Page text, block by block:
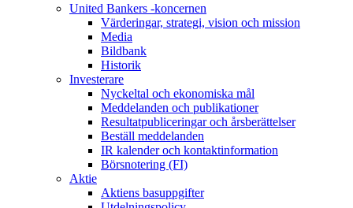
United Bankers -koncernen
Värderingar, strategi, vision och mission
Media
Bildbank
Historik
Investerare
Nyckeltal och ekonomiska mål
Meddelanden och publikationer
Resultatpubliceringar och årsberättelser
Beställ meddelanden
IR kalender och kontaktinformation
Börsnotering (FI)
Aktie
Aktiens basuppgifter